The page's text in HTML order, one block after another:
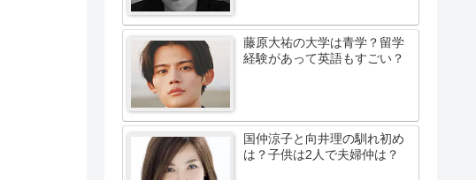
藤原大祐の大学は青学？留学
経験があって英語もすごい？
国仲涼子と向井理の馴れ初め
は？子供は2人で夫婦仲は？